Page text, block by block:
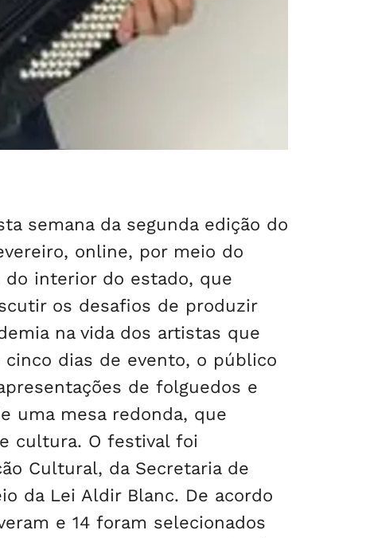
semana da segunda edição do
online, por meio do
interior do estado, que
os desafios de produzir
na vida dos artistas que
dias de evento, o público
de folguedos e
uma mesa redonda, que
cultura. O festival foi
Cultural, da Secretaria de
da Lei Aldir Blanc. De acordo
e 14 foram selecionados